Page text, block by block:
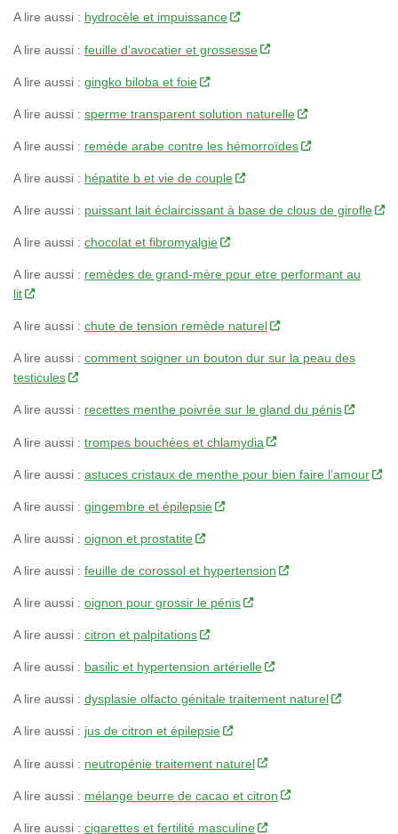
A lire aussi : hydrocèle et impuissance
A lire aussi : feuille d’avocatier et grossesse
A lire aussi : gingko biloba et foie
A lire aussi : sperme transparent solution naturelle
A lire aussi : remède arabe contre les hémorroïdes
A lire aussi : hépatite b et vie de couple
A lire aussi : puissant lait éclaircissant à base de clous de girofle
A lire aussi : chocolat et fibromyalgie
A lire aussi : remèdes de grand-mère pour etre performant au
lit
A lire aussi : chute de tension remède naturel
A lire aussi : comment soigner un bouton dur sur la peau des
testicules
A lire aussi : recettes menthe poivrée sur le gland du pénis
A lire aussi : trompes bouchées et chlamydia
A lire aussi : astuces cristaux de menthe pour bien faire l’amour
A lire aussi : gingembre et épilepsie
A lire aussi : oignon et prostatite
A lire aussi : feuille de corossol et hypertension
A lire aussi : oignon pour grossir le pénis
A lire aussi : citron et palpitations
A lire aussi : basilic et hypertension artérielle
A lire aussi : dysplasie olfacto génitale traitement naturel
A lire aussi : jus de citron et épilepsie
A lire aussi : neutropénie traitement naturel
A lire aussi : mélange beurre de cacao et citron
A lire aussi : cigarettes et fertilité masculine